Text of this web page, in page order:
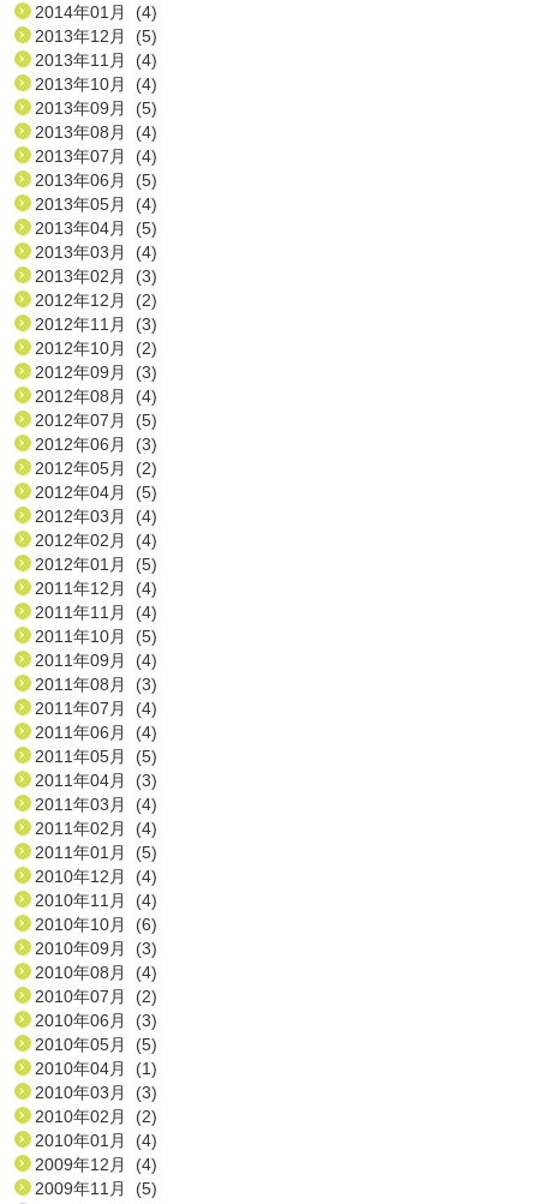
2014年01月 (4)
2013年12月 (5)
2013年11月 (4)
2013年10月 (4)
2013年09月 (5)
2013年08月 (4)
2013年07月 (4)
2013年06月 (5)
2013年05月 (4)
2013年04月 (5)
2013年03月 (4)
2013年02月 (3)
2012年12月 (2)
2012年11月 (3)
2012年10月 (2)
2012年09月 (3)
2012年08月 (4)
2012年07月 (5)
2012年06月 (3)
2012年05月 (2)
2012年04月 (5)
2012年03月 (4)
2012年02月 (4)
2012年01月 (5)
2011年12月 (4)
2011年11月 (4)
2011年10月 (5)
2011年09月 (4)
2011年08月 (3)
2011年07月 (4)
2011年06月 (4)
2011年05月 (5)
2011年04月 (3)
2011年03月 (4)
2011年02月 (4)
2011年01月 (5)
2010年12月 (4)
2010年11月 (4)
2010年10月 (6)
2010年09月 (3)
2010年08月 (4)
2010年07月 (2)
2010年06月 (3)
2010年05月 (5)
2010年04月 (1)
2010年03月 (3)
2010年02月 (2)
2010年01月 (4)
2009年12月 (4)
2009年11月 (5)